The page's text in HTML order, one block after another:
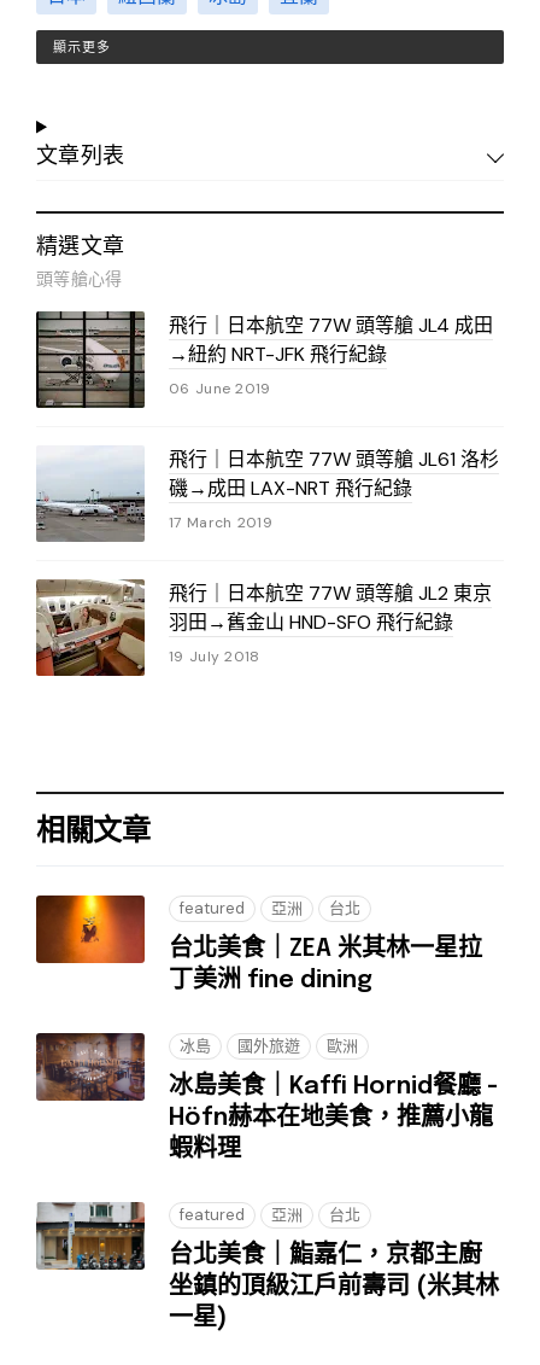
顯示更多
文章列表
精選文章
頭等艙心得
飛行｜日本航空 77W 頭等艙 JL4 成田
→紐約 NRT-JFK 飛行紀錄
06 June 2019
飛行｜日本航空 77W 頭等艙 JL61 洛杉
磯→成田 LAX-NRT 飛行紀錄
17 March 2019
飛行｜日本航空 77W 頭等艙 JL2 東京
羽田→舊金山 HND-SFO 飛行紀錄
19 July 2018
相關文章
featured 亞洲 台北
台北美食｜ZEA 米其林一星拉
丁美洲 fine dining
冰島 國外旅遊 歐洲
冰島美食｜Kaffi Hornid餐廳 -
Höfn赫本在地美食，推薦小龍
蝦料理
featured 亞洲 台北
台北美食｜鮨嘉仁，京都主廚
坐鎮的頂級江戶前壽司 (米其林
一星)